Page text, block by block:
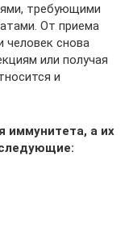
требующими
От приема
человек снова
или получая
и
иммунитета, а их